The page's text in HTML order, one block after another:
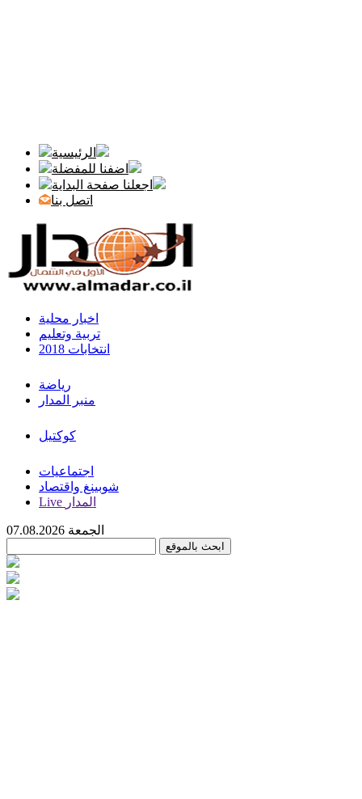
الرئيسية
اضفنا للمفضلة
اجعلنا صفحة البداية
اتصل بنا
اخبار محلية
تربية وتعليم
انتخابات 2018
رياضة
منبر المدار
كوكتيل
اجتماعيات
شوبينغ واقتصاد
Live المدار